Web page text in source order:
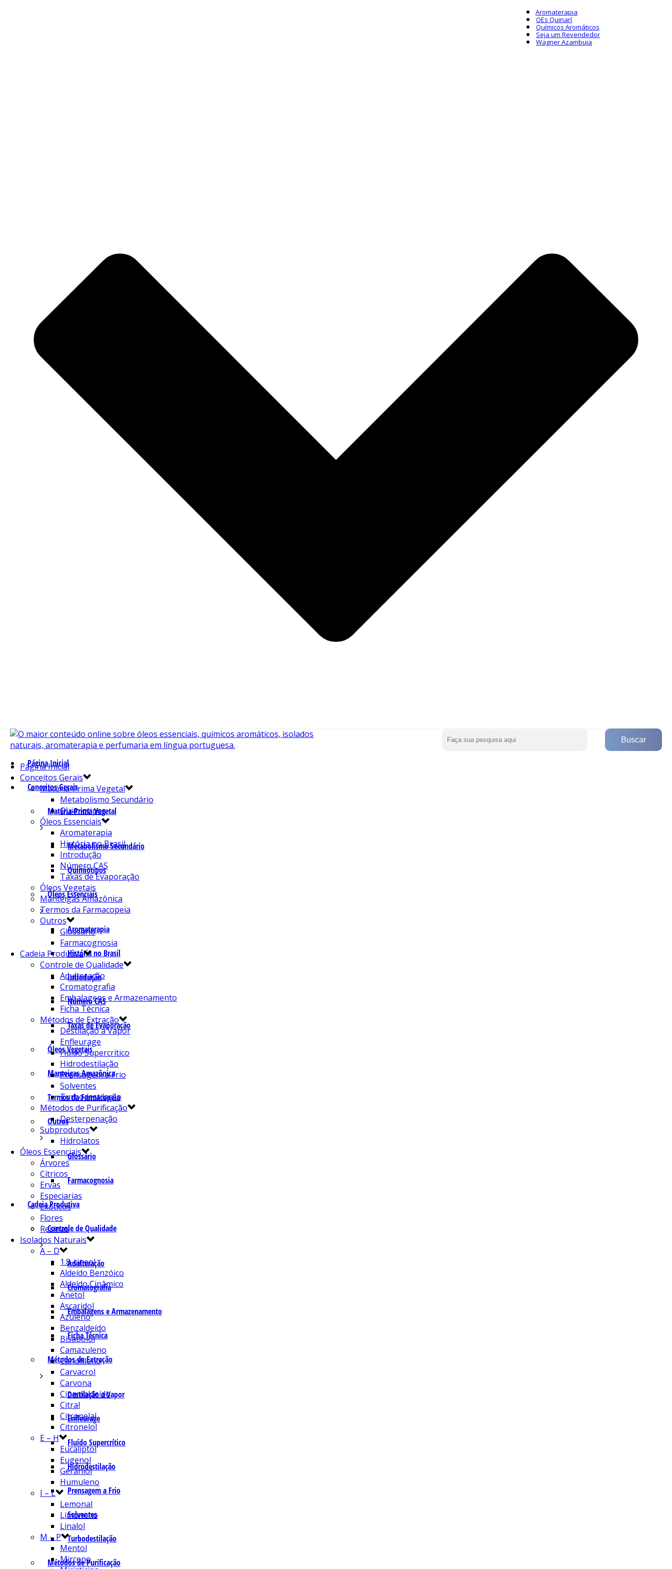
Aromaterapia
OEs Quinarí
Químicos Aromáticos
Seja um Revendedor
Wagner Azambuja
Página Inicial
Conceitos Gerais
Matéria-Prima Vegetal
Metabolismo Secundário
Quimiotipos
Óleos Essenciais
Aromaterapia
História no Brasil
Introdução
Número CAS
Taxas de Evaporação
Óleos Vegetais
Manteigas Amazônica
Termos da Farmacopeia
Outros
Glossário
Farmacognosia
Cadeia Produtiva
Controle de Qualidade
Adulteração
Cromatografia
Embalagens e Armazenamento
Ficha Técnica
Métodos de Extração
Destilação a Vapor
Enfleurage
Fluído Supercrítico
Hidrodestilação
Prensagem a Frio
Solventes
Turbodestilação
Métodos de Purificação
Página Inicial
Conceitos Gerais
Matéria-Prima Vegetal
Metabolismo Secundário
Quimiotipos
Óleos Essenciais
Aromaterapia
História no Brasil
Introdução
Número CAS
Taxas de Evaporação
Óleos Vegetais
Manteigas Amazônica
Termos da Farmacopeia
Outros
Glossário
Farmacognosia
Cadeia Produtiva
Controle de Qualidade
Adulteração
Cromatografia
Embalagens e Armazenamento
Ficha Técnica
Métodos de Extração
Destilação a Vapor
Enfleurage
Fluído Supercrítico
Hidrodestilação
Prensagem a Frio
Solventes
Turbodestilação
Métodos de Purificação
Desterpenação
Subprodutos
Hidrolatos
Óleos Essenciais
Árvores
Cítricos
Ervas
Especiarias
Exóticos
Flores
Resinas
Isolados Naturais
A – D
1.8-cineol
Aldeído Benzóico
Aldeído Cinâmico
Anetol
Ascaridol
Azuleno
Benzaldeído
Bisabolol
Camazuleno
Cariofileno
Carvacrol
Carvona
Cinamaldeído
Citral
Citronelal
Citronelol
E – H
Eucaliptol
Eugenol
Geraniol
Humuleno
I – L
Lemonal
Limoneno
Linalol
M – P
Mentol
Mirceno